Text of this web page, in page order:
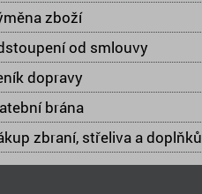
zboží
od smlouvy
dopravy
brána
zbraní, střeliva a doplňků